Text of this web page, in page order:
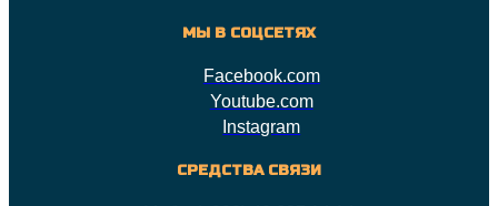
МЫ В СОЦСЕТЯХ
Facebook.com
Youtube.com
Instagram
СРЕДСТВА СВЯЗИ